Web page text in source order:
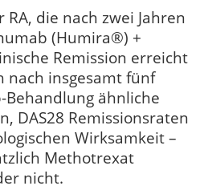
die nach zwei Jahren
(Humira®) +
Remission erreicht
nach insgesamt fünf
Behandlung ähnliche
DAS28 Remissionsraten
Wirksamkeit –
Methotrexat
nicht.